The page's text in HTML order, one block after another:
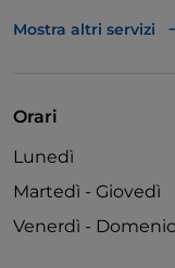
Visa
Mostra altri servizi
Orari
Lunedì
Martedì - Giovedì
Venerdì -